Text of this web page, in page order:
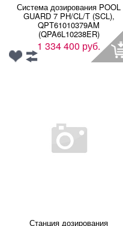
Система дозирования POOL
GUARD 7 PH/CL/T (SCL),
QPT61010379AM
(QPA6L10238ER)
1 334 400 руб.
Станция дозирования